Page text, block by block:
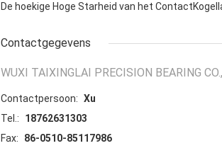
De hoekige Hoge Starheid van het
Contactgegevens
WUXI TAIXINGLAI PRECISION BEARING
Contactpersoon: Xu
Tel.:
18762631303
Fax:
86-0510-85117986